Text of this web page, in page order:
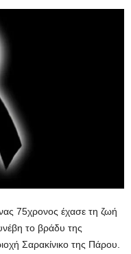
75χρονος έχασε τη ζωή
το βράδυ της
Σαρακίνικο της Πάρου.